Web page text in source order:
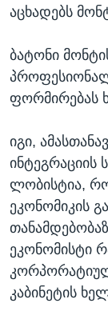
აცხადებს
ბატონი
ფორმირებას
იგი,
ინტეგრაციის
ლობისტია,
ეკონომიკის
ეკონომისტი
კაბინეტის